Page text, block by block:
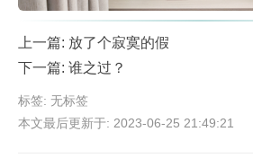
上一篇: 放了个寂寞的假
下一篇: 谁之过？
标签: 无标签
本文最后更新于: 2023-06-25 21:49:21